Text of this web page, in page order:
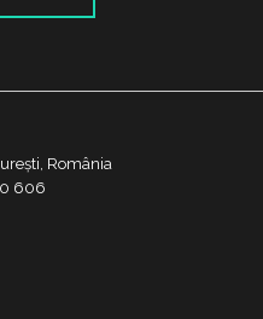
România
606